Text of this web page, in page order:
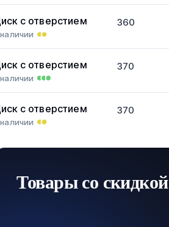
с отверстием 360
с отверстием 370
с отверстием 370
Товары со скидкой